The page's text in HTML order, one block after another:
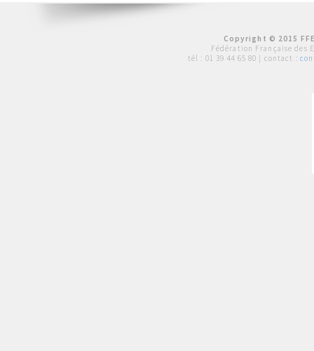
Copyright © 2015
Fédération Française des
tél : 01 39 44 65 80 | contact :